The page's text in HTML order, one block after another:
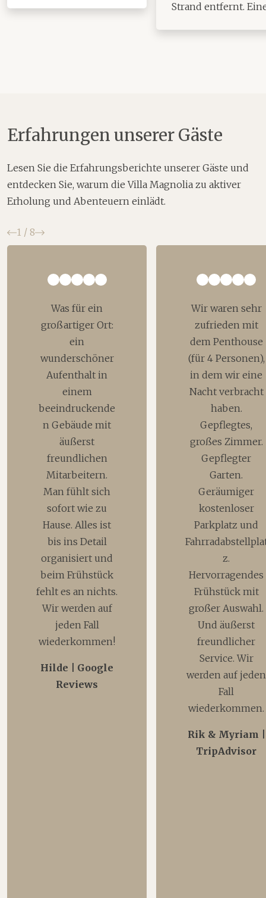
Strand entfernt.
Erfahrungen unserer Gäste
Lesen Sie die Erfahrungsberichte unserer Gäste und
entdecken Sie, warum die Villa Magnolia zu aktiver
Erholung und Abenteuern einlädt.
Zurück
1 / 8 Weiter
Was für ein
großartiger Ort:
ein
wunderschöner
Aufenthalt in
einem
beeindruckende
n Gebäude mit
äußerst
freundlichen
Mitarbeitern.
Man fühlt sich
sofort wie zu
Hause. Alles ist
bis ins Detail
organisiert und
beim Frühstück
fehlt es an nichts.
Wir werden auf
jeden Fall
wiederkommen!
Hilde | Google
Reviews
Wir waren sehr
zufrieden mit
dem Penthouse
(für 4 Personen),
in dem wir eine
Nacht verbracht
haben.
Gepflegtes,
großes Zimmer.
Gepflegter
Garten.
Geräumiger
kostenloser
Parkplatz und
z.
Hervorragendes
Frühstück mit
großer Auswahl.
Und äußerst
freundlicher
Service. Wir
werden auf jeden
Fall
wiederkommen.
Rik & Myriam |
TripAdvisor